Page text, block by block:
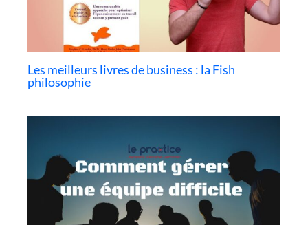
Les meilleurs livres de business : la Fish
philosophie